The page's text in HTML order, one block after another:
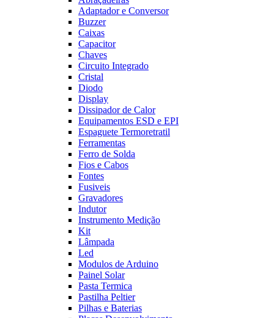
Adaptador e Conversor
Buzzer
Caixas
Capacitor
Chaves
Circuito Integrado
Cristal
Diodo
Display
Dissipador de Calor
Equipamentos ESD e EPI
Espaguete Termoretratil
Ferramentas
Ferro de Solda
Fios e Cabos
Fontes
Fusiveis
Gravadores
Indutor
Instrumento Medição
Kit
Lâmpada
Led
Modulos de Arduino
Painel Solar
Pasta Termica
Pastilha Peltier
Pilhas e Baterias